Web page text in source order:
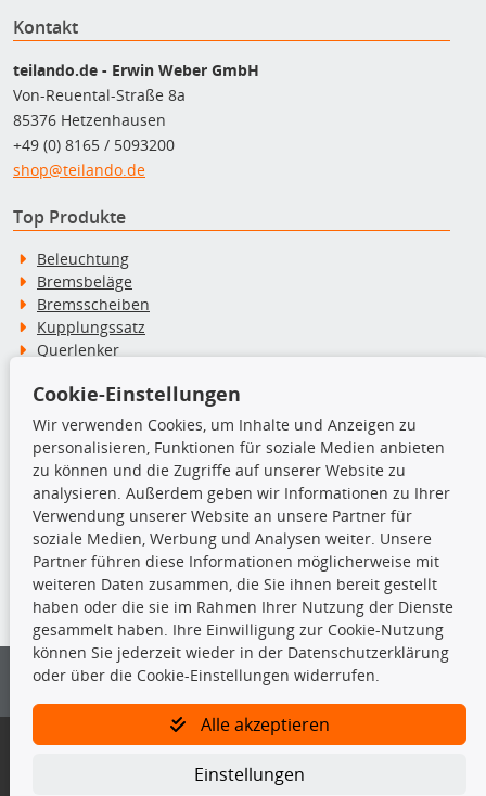
Kontakt
teilando.de - Erwin Weber GmbH
Von-Reuental-Straße 8a
85376 Hetzenhausen
+49 (0) 8165 / 5093200
shop@teilando.de
Top Produkte
Beleuchtung
Bremsbeläge
Bremsscheiben
Kupplungssatz
Querlenker
Stoßdämpfer
TecDoc Inside
Die hier angezeigten Daten insbesondere die gesamte Datenbank dürfen
nicht kopiert werden.
Es ist zu unterlassen, die Daten oder die gesamte Datenbank ohne
vorherige Zustimmung von TecDoc zu vervielfältigen, zu verbreiten
und/oder diese Handlungen durch Dritte ausführen zu lassen. Ein
Bitte prüfen Sie, ob das über unseren Onlineshop identifizierte Ersatzteil
Gegebenenfalls sind ergänzende Informationen notwendig, um
Cookie-Einstellungen
Wir verwenden Cookies, um Inhalte und Anzeigen zu
personalisieren, Funktionen für soziale Medien anbieten
zu können und die Zugriffe auf unserer Website zu
analysieren. Außerdem geben wir Informationen zu Ihrer
Verwendung unserer Website an unsere Partner für
soziale Medien, Werbung und Analysen weiter. Unsere
Partner führen diese Informationen möglicherweise mit
weiteren Daten zusammen, die Sie ihnen bereit gestellt
haben oder die sie im Rahmen Ihrer Nutzung der Dienste
gesammelt haben. Ihre Einwilligung zur Cookie-Nutzung
können Sie jederzeit wieder in der Datenschutzerklärung
oder über die Cookie-Einstellungen widerrufen.
Alle akzeptieren
Einstellungen